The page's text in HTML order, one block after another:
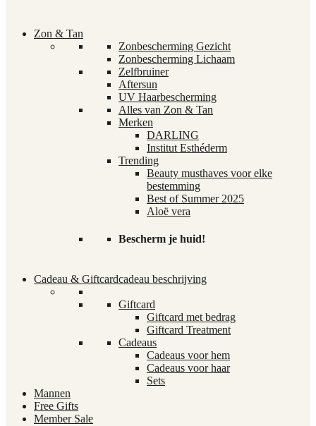
Zon & Tan
Zonbescherming Gezicht
Zonbescherming Lichaam
Zelfbruiner
Aftersun
UV Haarbescherming
Alles van Zon & Tan
Merken
DARLING
Institut Esthéderm
Trending
Beauty musthaves voor elke
bestemming
Best of Summer 2025
Aloë vera
Bescherm je huid!
Cadeau & Giftcardcadeau beschrijving
Giftcard
Giftcard met bedrag
Giftcard Treatment
Cadeaus
Cadeaus voor hem
Cadeaus voor haar
Sets
Mannen
Free Gifts
Member Sale